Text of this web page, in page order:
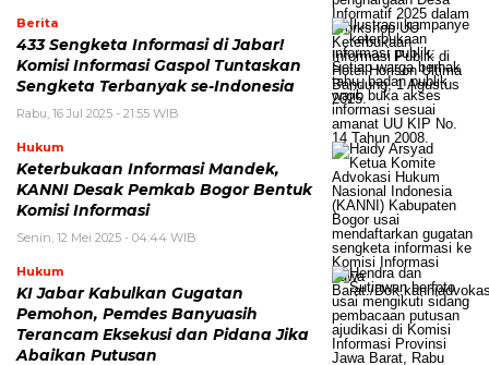
Berita
433 Sengketa Informasi di Jabar!
Komisi Informasi Gaspol Tuntaskan
Sengketa Terbanyak se-Indonesia
Rabu, 16 Jul 2025 - 21:55 WIB
Hukum
Keterbukaan Informasi Mandek,
KANNI Desak Pemkab Bogor Bentuk
Komisi Informasi
Senin, 12 Mei 2025 - 04:44 WIB
Hukum
KI Jabar Kabulkan Gugatan
Pemohon, Pemdes Banyuasih
Terancam Eksekusi dan Pidana Jika
Abaikan Putusan